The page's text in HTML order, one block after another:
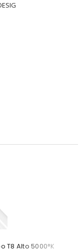
T8 Alto 5000°K